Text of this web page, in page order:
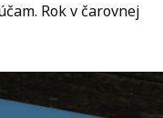
Rok v čarovnej